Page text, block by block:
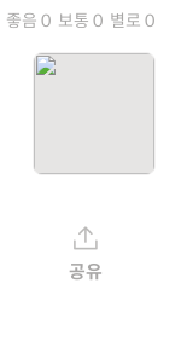
좋음 0 보통 0 별로 0
공유